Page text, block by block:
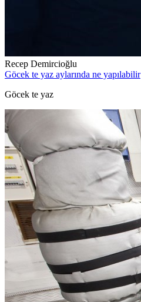
Recep Demircioğlu
Göcek te yaz aylarında ne yapılabilir
Göcek te yaz